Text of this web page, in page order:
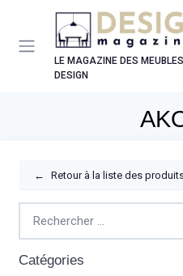
LE MAGAZINE DES
DESIGN
← Retour à la liste des
Catégories
Panneau de gestion des cookies